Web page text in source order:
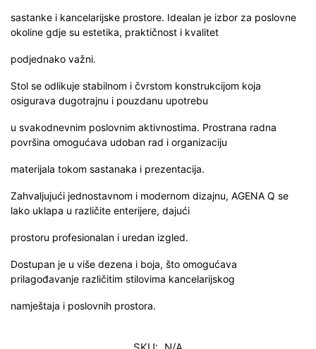
sastanke i kancelarijske prostore. Idealan je izbor za poslovne
okoline gdje su estetika, praktičnost i kvalitet
podjednako važni.
Stol se odlikuje stabilnom i čvrstom konstrukcijom koja
osigurava dugotrajnu i pouzdanu upotrebu
u svakodnevnim poslovnim aktivnostima. Prostrana radna
površina omogućava udoban rad i organizaciju
materijala tokom sastanaka i prezentacija.
Zahvaljujući jednostavnom i modernom dizajnu, AGENA Q se
lako uklapa u različite enterijere, dajući
prostoru profesionalan i uredan izgled.
Dostupan je u više dezena i boja, što omogućava
prilagođavanje različitim stilovima kancelarijskog
namještaja i poslovnih prostora.